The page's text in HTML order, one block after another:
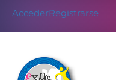
AccederRegistrarse